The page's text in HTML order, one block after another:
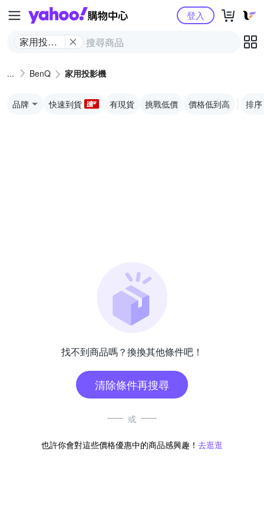
Yahoo購物中心
家用投影
登入
BenQ 家用投影機
品牌 快速到貨 有現貨 挑戰低價 價格低到高 排序
找不到商品嗎？換換其他條件吧！
清除條件再搜尋
或
也許你會對這些價格優惠中的商品感興趣！ 去逛逛